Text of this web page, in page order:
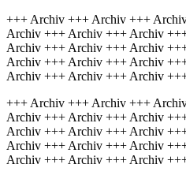
+++ Archiv +++ Archiv +++
Archiv +++ Archiv +++ Archiv
Archiv +++ Archiv +++ Archiv
Archiv +++ Archiv +++ Archiv
Archiv +++ Archiv +++ Archiv
+++ Archiv +++ Archiv +++
Archiv +++ Archiv +++ Archiv
Archiv +++ Archiv +++ Archiv
Archiv +++ Archiv +++ Archiv
Archiv +++ Archiv +++ Archiv